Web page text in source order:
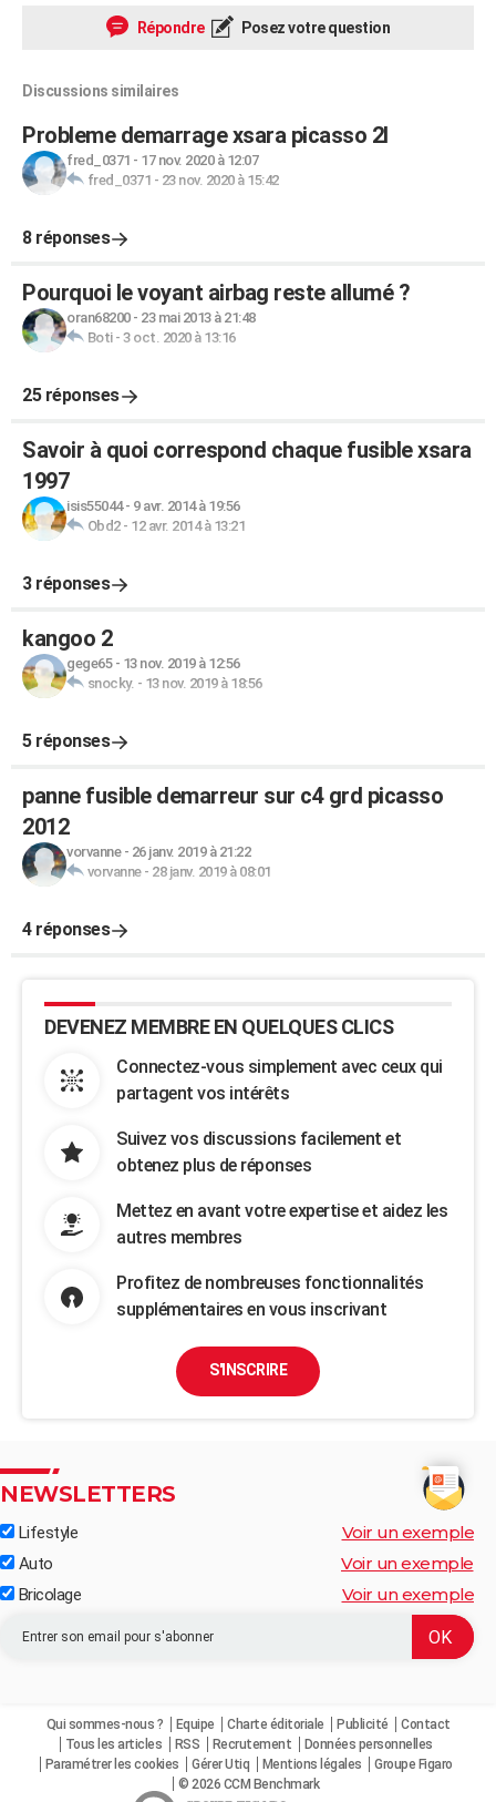
Répondre Posez votre question
Discussions similaires
Probleme demarrage xsara picasso 2l
fred_0371 - 17 nov. 2020 à 12:07
fred_0371 - 23 nov. 2020 à 15:42
8 réponses
Pourquoi le voyant airbag reste allumé ?
oran68200- 23 mai 2013 à 21:48
Boti- 3 oct. 2020 à 13:16
25 réponses
Savoir à quoi correspond chaque fusible xsara
1997
isis55044- 9 avr. 2014 à 19:56
Obd2- 12 avr. 2014 à 13:21
3 réponses
kangoo 2
gege65- 13 nov. 2019 à 12:56
snocky. - 13 nov. 2019 à 18:56
5 réponses
panne fusible demarreur sur c4 grd picasso
2012
vorvanne- 26 janv. 2019 à 21:22
vorvanne- 28 janv. 2019 à 08:01
4 réponses
DEVENEZ MEMBRE EN QUELQUES CLICS
Connectez-vous simplement avec ceux qui
partagent vos intérêts
Suivez vos discussions facilement et
obtenez plus de réponses
Mettez en avant votre expertise et aidez les
autres membres
Profitez de nombreuses fonctionnalités
supplémentaires en vous inscrivant
S'INSCRIRE
NEWSLETTERS
Lifestyle Voir un exemple
Auto Voir un exemple
Bricolage Voir un exemple
Qui sommes-nous ? Equipe Charte éditoriale Publicité
Contact
Tous les articles
RSS Recrutement
Données personnelles
Paramétrer les cookies
Gérer Utiq Mentions légales
Groupe Figaro
© 2026 CCM Benchmark